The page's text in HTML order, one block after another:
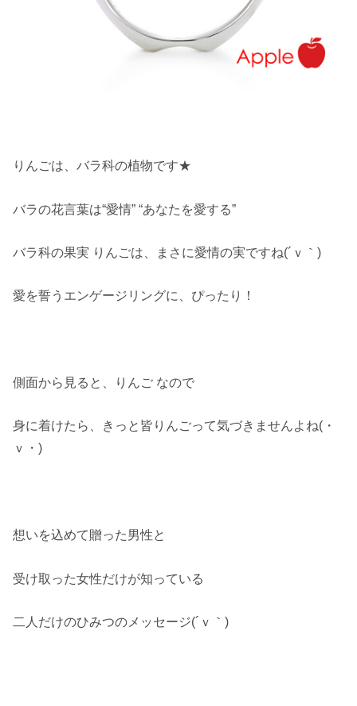
りんごは、バラ科の植物です★
バラの花言葉は“愛情” “あなたを愛する”
バラ科の果実 りんごは、まさに愛情の実ですね(´ｖ｀)
愛を誓うエンゲージリングに、ぴったり！
側面から見ると、りんご なので
身に着けたら、きっと皆りんごって気づきませんよね(・
ｖ・)
想いを込めて贈った男性と
受け取った女性だけが知っている
二人だけのひみつのメッセージ(´ｖ｀)